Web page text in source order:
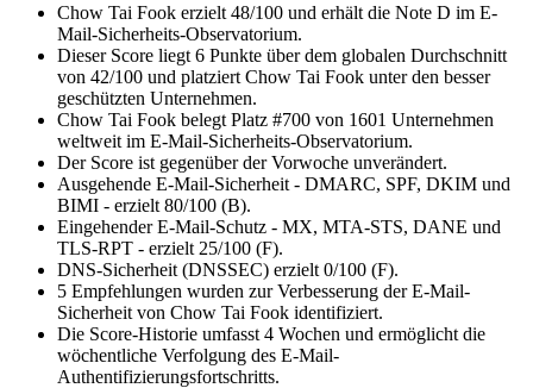
Chow Tai Fook erzielt 48/100 und erhält die Note D im E-
Mail-Sicherheits-Observatorium.
Dieser Score liegt 6 Punkte über dem globalen Durchschnitt
von 42/100 und platziert Chow Tai Fook unter den besser
geschützten Unternehmen.
Chow Tai Fook belegt Platz #700 von 1601 Unternehmen
weltweit im E-Mail-Sicherheits-Observatorium.
Der Score ist gegenüber der Vorwoche unverändert.
Ausgehende E-Mail-Sicherheit - DMARC, SPF, DKIM und
BIMI - erzielt 80/100 (B).
Eingehender E-Mail-Schutz - MX, MTA-STS, DANE und
TLS-RPT - erzielt 25/100 (F).
DNS-Sicherheit (DNSSEC) erzielt 0/100 (F).
5 Empfehlungen wurden zur Verbesserung der E-Mail-
Sicherheit von Chow Tai Fook identifiziert.
Die Score-Historie umfasst 4 Wochen und ermöglicht die
wöchentliche Verfolgung des E-Mail-
Authentifizierungsfortschritts.